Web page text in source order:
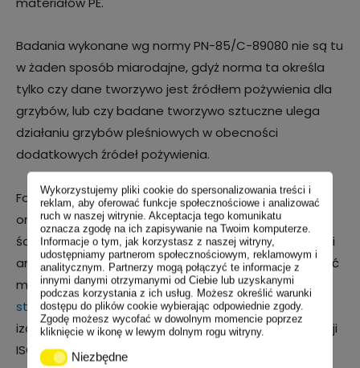
Wykorzystujemy pliki cookie do spersonalizowania treści i
reklam, aby oferować funkcje społecznościowe i analizować
ruch w naszej witrynie. Akceptacja tego komunikatu
oznacza zgodę na ich zapisywanie na Twoim komputerze.
Informacje o tym, jak korzystasz z naszej witryny,
udostępniamy partnerom społecznościowym, reklamowym i
analitycznym. Partnerzy mogą połączyć te informacje z
innymi danymi otrzymanymi od Ciebie lub uzyskanymi
podczas korzystania z ich usług. Możesz określić warunki
dostępu do plików cookie wybierając odpowiednie zgody.
Zgodę możesz wycofać w dowolnym momencie poprzez
kliknięcie w ikonę w lewym dolnym rogu witryny.
NiezbędneNiezbędne
Badania wykonane wg normy PN-85/C-89080 nie są tu
w żaden sposób miarodajne, gdyż norma ta określa
tylko czy dane tworzywo jest źródłem pożywienia dla
grzybów, lub czy badane tworzywo sztuczne ulega
działaniu grzybów pleśniowych w obecności
dodatkowych źródeł pożywienia.
Folie o strukturze bąbelkowej, stanowiące element
oryginalnych mat ISOBOOSTER, produkowane są pod
ścisłą kontrolą i zawierają specjalnie dobrane dodatki
antystarzeniowe, wielokrotnie wydłużające żywotność
materiału. Potwierdzeniem na to sąraporty z badań
starzeniowych, wykonanych na potrzeby naszych
izolacji, które określiły żywotność folii użytych w izolacji
ISOBOOSTER® na 70 lat.